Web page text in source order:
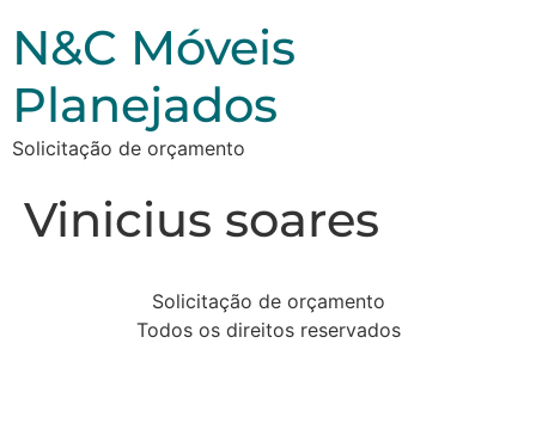
N&C Móveis
Planejados
Solicitação de orçamento
Vinicius soares
Solicitação de orçamento
Todos os direitos reservados